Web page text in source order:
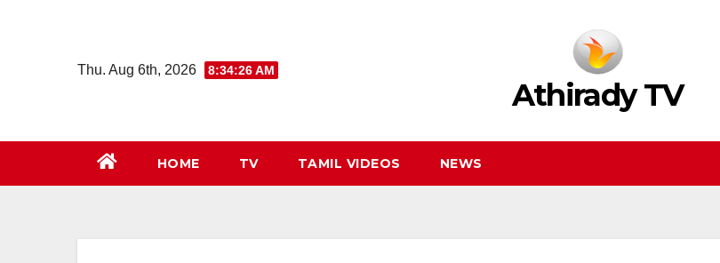
Thu. Aug 6th, 2026 8:34:27 AM
Athirady TV
HOME TV TAMIL VIDEOS NEWS